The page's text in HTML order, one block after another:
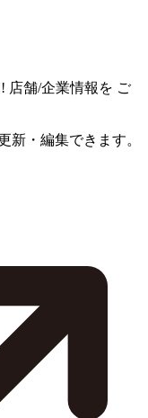
店舗/企業情報を ご
新・編集できます。